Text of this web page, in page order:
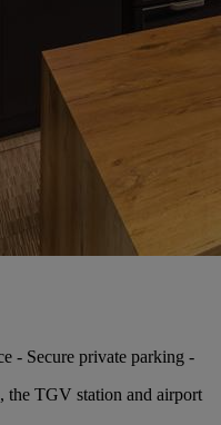
- Secure private parking -
the TGV station and airport